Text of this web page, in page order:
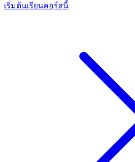
เริ่มต้นเรียนคอร์สนี้